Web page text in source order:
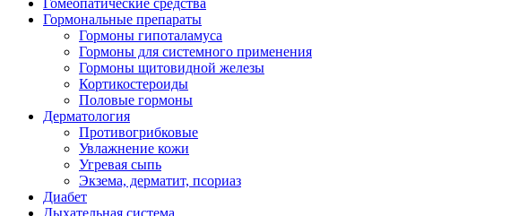
Гомеопатические средства
Гормональные препараты
Гормоны гипоталамуса
Гормоны для системного применения
Гормоны щитовидной железы
Кортикостероиды
Половые гормоны
Дерматология
Противогрибковые
Увлажнение кожи
Угревая сыпь
Экзема, дерматит, псориаз
Диабет
Дыхательная система